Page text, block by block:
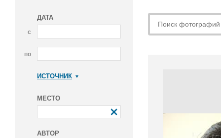
ДАТА
с
по
ИСТОЧНИК
МЕСТО
АВТОР